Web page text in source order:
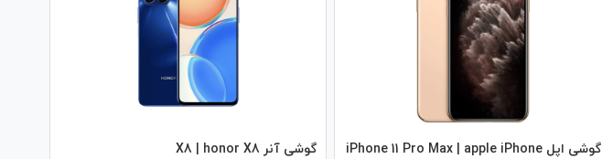
گوشی اپل iPhone 11 Pro Max | apple iPhone
گوشی آنر X8 | honor X8